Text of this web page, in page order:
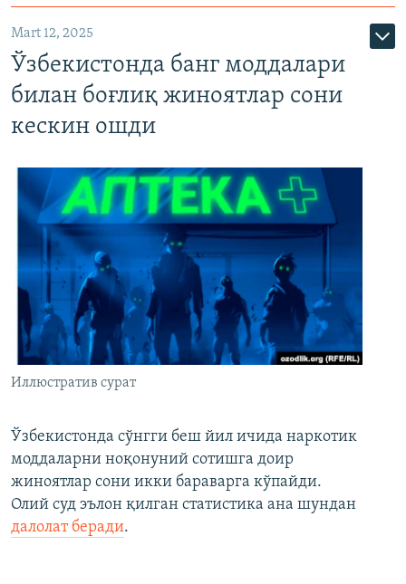
Mart 12, 2025
Ўзбекистонда банг моддалари
билан боғлиқ жиноятлар сони
кескин ошди
Иллюстратив сурат
Ўзбекистонда сўнгги беш йил ичида наркотик
моддаларни ноқонуний сотишга доир
жиноятлар сони икки бараварга кўпайди.
Олий суд эълон қилган статистика ана шундан
далолат беради.